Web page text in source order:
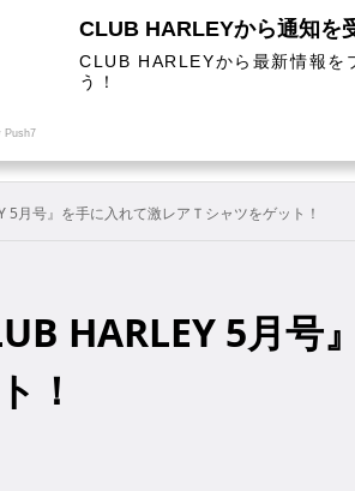
COLUMN
5月号』を手に入れて激レアＴシャツをゲット！
HARLEY 5月号
！
CLUB HARLEYから通知を
CLUB HARLEYから最新情報を
う！
Push7